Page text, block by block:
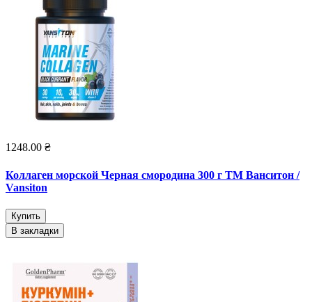
1248.00 ₴
Коллаген морской Черная смородина 300 г ТМ Ванситон /
Vansiton
Купить
В закладки